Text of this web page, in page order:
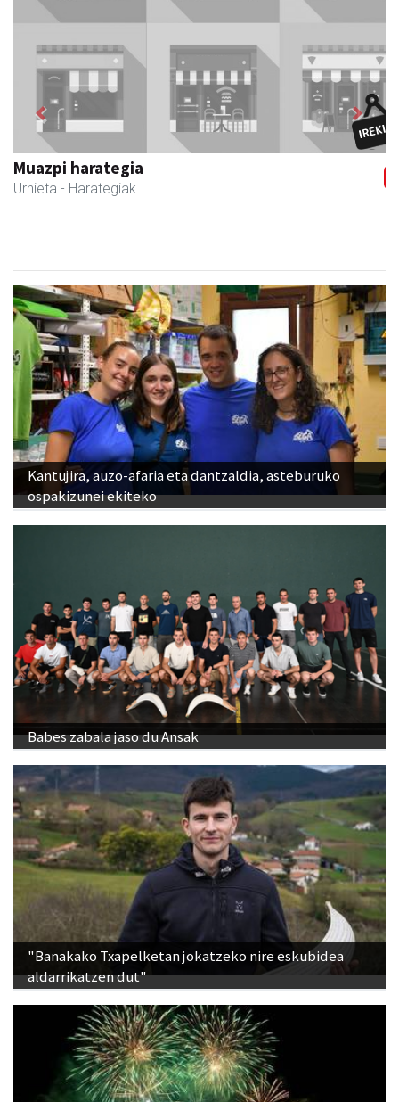
Urnietako Udala
Urnieta - Udaletxeak
Previous Next
Kantujira, auzo-afaria eta dantzaldia, asteburuko
ospakizunei ekiteko
Babes zabala jaso du Ansak
"Banakako Txapelketan jokatzeko nire eskubidea
aldarrikatzen dut"